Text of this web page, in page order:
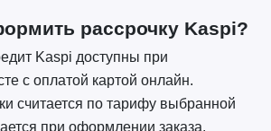
рассрочку Kaspi?
Kaspi доступны при
с оплатой картой онлайн.
считается по тарифу выбранной
при оформлении заказа.